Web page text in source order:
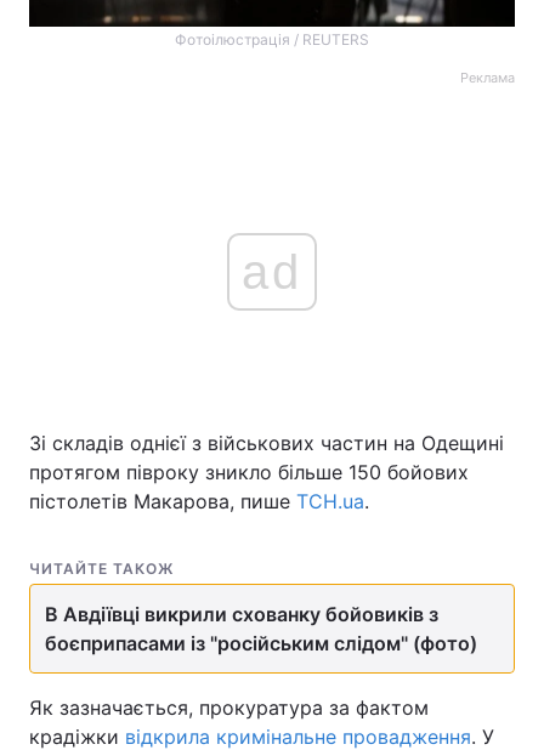
Фотоілюстрація / REUTERS
Реклама
ad
Зі складів однієї з військових частин на Одещині
протягом півроку зникло більше 150 бойових
пістолетів Макарова, пише ТСН.ua.
ЧИТАЙТЕ ТАКОЖ
В Авдіївці викрили схованку бойовиків з
боєприпасами із "російським слідом" (фото)
Як зазначається, прокуратура за фактом
крадіжки відкрила кримінальне провадження. У